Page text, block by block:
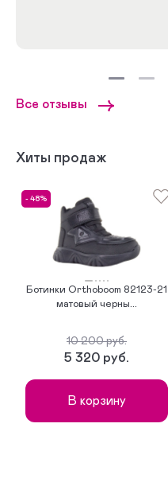
Все отзывы
Хиты продаж
- 48%
Ботинки Orthoboom 82123-21
матовый черны...
10 200 руб.
5 320 руб.
В корзину